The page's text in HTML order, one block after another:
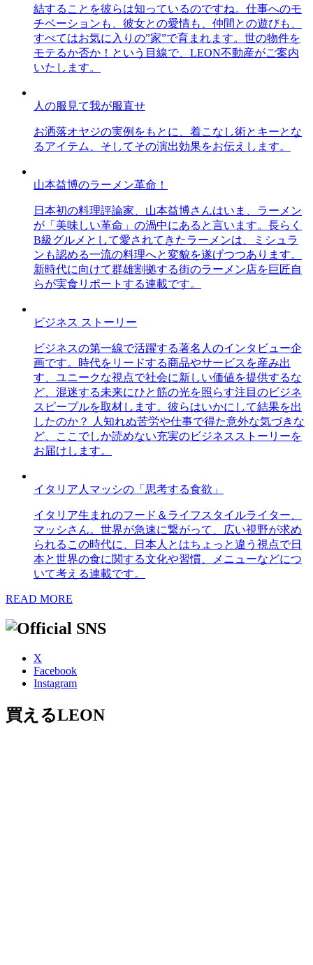
結することを彼らは知っているのですね。仕事へのモ
チベーションも、彼女との愛情も、仲間との遊びも、
すべてはお気に入りの”家”で育まれます。世の物件を
モテるか否か！という目線で、LEON不動産がご案内
いたします。
人の服見て我が服直せ
お洒落オヤジの実例をもとに、着こなし術とキーとな
るアイテム、そしてその演出効果をお伝えします。
山本益博のラーメン革命！
日本初の料理評論家、山本益博さんはいま、ラーメン
が「美味しい革命」の渦中にあると言います。長らく
B級グルメとして愛されてきたラーメンは、ミシュラ
ンも認める一流の料理へと変貌を遂げつつあります。
新時代に向けて群雄割拠する街のラーメン店を巨匠自
らが実食リポートする連載です。
ビジネス ストーリー
ビジネスの第一線で活躍する著名人のインタビュー企
画です。時代をリードする商品やサービスを産み出
す、ユニークな視点で社会に新しい価値を提供するな
ど、混迷する未来にひと筋の光を照らす注目のビジネ
スピープルを取材します。彼らはいかにして結果を出
したのか？ 人知れぬ苦労や仕事で得た意外な気づきな
ど、ここでしか読めない充実のビジネスストーリーを
お届けします。
イタリア人マッシの「思考する食欲」
イタリア生まれのフード＆ライフスタイルライター、
マッシさん。世界が急速に繋がって、広い視野が求め
られるこの時代に、日本人とはちょっと違う視点で日
本と世界の食に関する文化や習慣、メニューなどにつ
いて考える連載です。
READ MORE
X
Facebook
Instagram
買えるLEON